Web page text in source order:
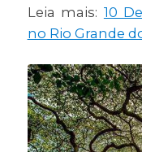
Leia mais: 10
no Rio Grande